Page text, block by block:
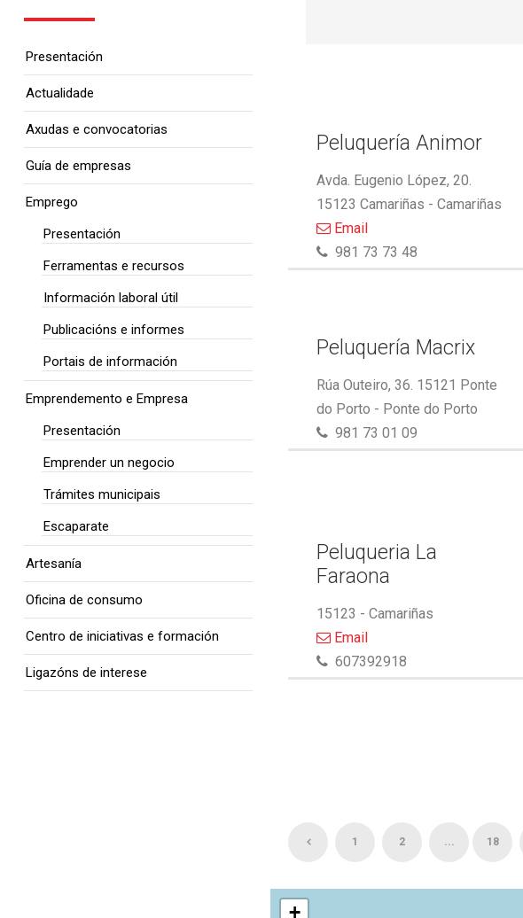
Peluquería Animor
Avda. Eugenio López, 20.
15123 Camariñas - Camariñas
Email
981 73 73 48
Peluquería Macrix
Rúa Outeiro, 36. 15121 Ponte
do Porto - Ponte do Porto
981 73 01 09
Peluqueria La
Faraona
15123 - Camariñas
Email
607392918
1 2 ... 18
+
Presentación
Actualidade
Axudas e convocatorias
Guía de empresas
Emprego
Presentación
Ferramentas e recursos
Información laboral útil
Publicacións e informes
Portais de información
Emprendemento e Empresa
Presentación
Emprender un negocio
Trámites municipais
Escaparate
Artesanía
Oficina de consumo
Centro de iniciativas e formación
Ligazóns de interese